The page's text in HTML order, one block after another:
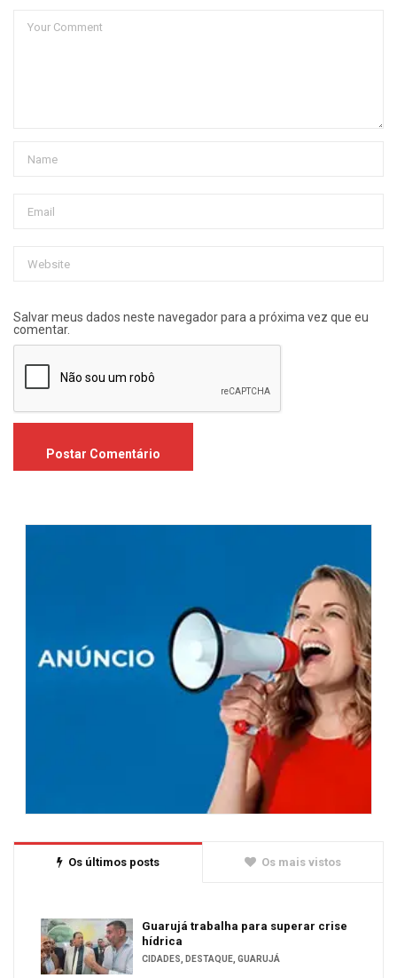
Salvar meus dados neste navegador para a próxima vez que eu
comentar.
Os últimos posts Os mais vistos
Guarujá trabalha para superar crise
hídrica
CIDADES DESTAQUE GUARUJÁ